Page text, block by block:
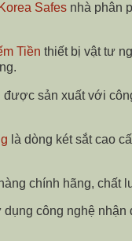
Safes nhà phân
Tiền thiết bị vật tư
được sản xuất với
là dòng két sắt cao
hàng chính hãng, chất
dụng công nghệ nhận